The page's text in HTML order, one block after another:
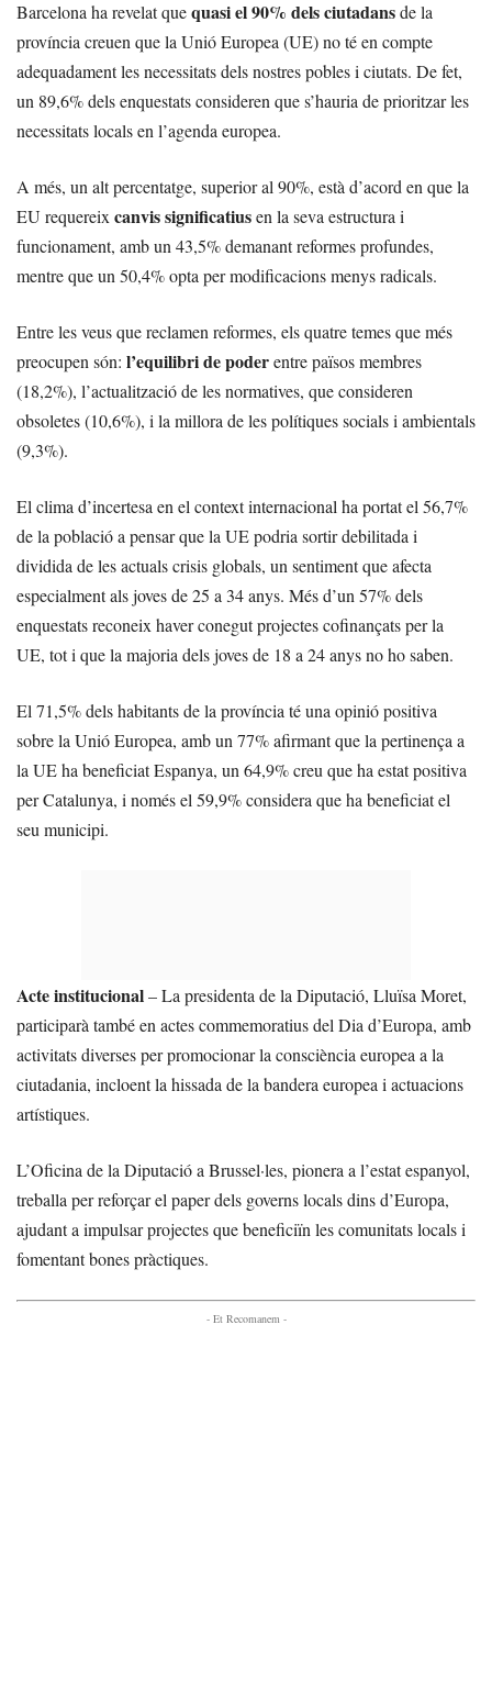
Barcelona ha revelat quequasi el 90% dels ciutadansde la
província creuen que la Unió Europea (UE) no té en compte
adequadament les necessitats dels nostres pobles i ciutats. De fet,
un 89,6% dels enquestats consideren que s’hauria de prioritzar les
necessitats locals en l’agenda europea.
A més, un alt percentatge, superior al 90%, està d’acord en que la
EU requereix canvis significatiusen la seva estructura i
funcionament, amb un 43,5% demanant reformes profundes,
mentre que un 50,4% opta per modificacions menys radicals.
Entre les veus que reclamen reformes, els quatre temes que més
preocupen són: l’equilibri de poderentre països membres
(18,2%), l’actualització de les normatives, que consideren
obsoletes (10,6%), i la millora de les polítiques socials i ambientals
(9,3%).
El clima d’incertesa en el context internacional ha portat el 56,7%
de la població a pensar que la UE podria sortir debilitada i
dividida de les actuals crisis globals, un sentiment que afecta
especialment als joves de 25 a 34 anys. Més d’un 57% dels
enquestats reconeix haver conegut projectes cofinançats per la
UE, tot i que la majoria dels joves de 18 a 24 anys no ho saben.
El 71,5% dels habitants de la província té una opinió positiva
sobre la Unió Europea, amb un 77% afirmant que la pertinença a
la UE ha beneficiat Espanya, un 64,9% creu que ha estat positiva
per Catalunya, i només el 59,9% considera que ha beneficiat el
seu municipi.
Acte institucional– La presidenta de la Diputació, Lluïsa Moret,
participarà també en actes commemoratius del Dia d’Europa, amb
activitats diverses per promocionar la consciència europea a la
ciutadania, incloent la hissada de la bandera europea i actuacions
artístiques.
L’Oficina de la Diputació a Brussel·les, pionera a l’estat espanyol,
treballa per reforçar el paper dels governs locals dins d’Europa,
ajudant a impulsar projectes que beneficiïn les comunitats locals i
fomentant bones pràctiques.
- Et Recomanem -